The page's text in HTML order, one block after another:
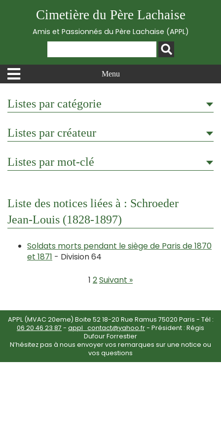
Cimetière du Père Lachaise
Amis et Passionnés du Père Lachaise (APPL)
Menu
Listes par catégorie
Listes par créateur
Listes par mot-clé
Liste des notices liées à : Schroeder
Jean-Louis (1828-1897)
Soldats morts pendant le siège de Paris de 1870
et 1871 - Division 64
1 2Suivant »
APPL (MVAC 20eme) Boite 52 18-20 Rue Ramus 75020 Paris - Tél :
06 20 46 23 87 - appl_contact@yahoo.fr- Président : Régis
Dufour Forrestier
N’hésitez pas à nous envoyer vos remarques sur une notice ou
vos questions